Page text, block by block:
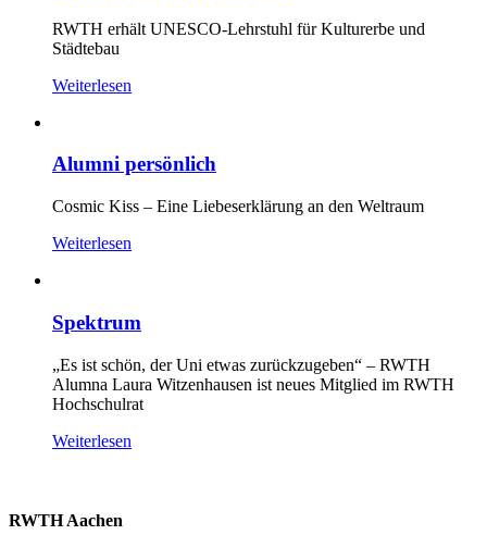
RWTH erhält UNESCO-Lehrstuhl für Kulturerbe und
Städtebau
Weiterlesen
Alumni persönlich
Cosmic Kiss – Eine Liebeserklärung an den Weltraum
Weiterlesen
Spektrum
„Es ist schön, der Uni etwas zurückzugeben“ – RWTH
Alumna Laura Witzenhausen ist neues Mitglied im RWTH
Hochschulrat
Weiterlesen
RWTH Aachen